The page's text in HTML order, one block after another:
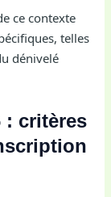
ce contexte
telles
dénivelé
: critères